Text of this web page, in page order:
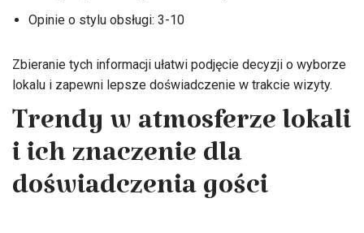
Opinie o stylu obsługi: 3-10
Zbieranie tych informacji ułatwi podjęcie decyzji o wyborze
lokalu i zapewni lepsze doświadczenie w trakcie wizyty.
Trendy w atmosferze lokali
i ich znaczenie dla
doświadczenia gości